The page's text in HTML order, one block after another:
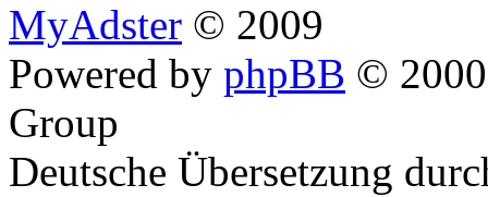
MyAdster © 2009
Powered by phpBB ©
Group
Deutsche Übersetzung